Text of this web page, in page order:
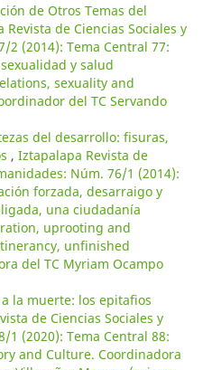
de Otros Temas del
Revista de Ciencias Sociales y
2 (2014): Tema Central 77:
y salud
sexuality and
del TC Servando
del desarrollo: fisuras,
, Iztapalapa Revista de
Núm. 76/1 (2014):
forzada, desarraigo y
una ciudadanía
uprooting and
unfinished
del TC Myriam Ocampo
la muerte: los epitafios
de Ciencias Sociales y
1 (2020): Tema Central 88:
and Culture. Coordinadora